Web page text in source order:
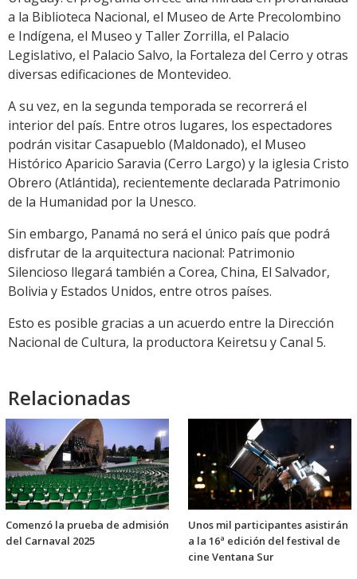
a la Biblioteca Nacional, el Museo de Arte Precolombino
e Indígena, el Museo y Taller Zorrilla, el Palacio
Legislativo, el Palacio Salvo, la Fortaleza del Cerro y otras
diversas edificaciones de Montevideo.
A su vez, en la segunda temporada se recorrerá el
interior del país. Entre otros lugares, los espectadores
podrán visitar Casapueblo (Maldonado), el Museo
Histórico Aparicio Saravia (Cerro Largo) y la iglesia Cristo
Obrero (Atlántida), recientemente declarada Patrimonio
de la Humanidad por la Unesco.
Sin embargo, Panamá no será el único país que podrá
disfrutar de la arquitectura nacional: Patrimonio
Silencioso llegará también a Corea, China, El Salvador,
Bolivia y Estados Unidos, entre otros países.
Esto es posible gracias a un acuerdo entre la Dirección
Nacional de Cultura, la productora Keiretsu y Canal 5.
Relacionadas
Comenzó la prueba de admisión
del Carnaval 2025
Unos mil participantes asistirán
a la 16ª edición del festival de
cine Ventana Sur